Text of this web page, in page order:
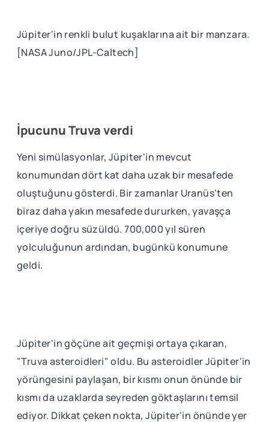
Jüpiter'in renkli bulut kuşaklarına ait bir manzara.
[NASA Juno/JPL-Caltech]
İpucunu Truva verdi
Yeni simülasyonlar, Jüpiter'in mevcut
konumundan dört kat daha uzak bir mesafede
oluştuğunu gösterdi. Bir zamanlar Uranüs'ten
biraz daha yakın mesafede dururken, yavaşça
içeriye doğru süzüldü. 700,000 yıl süren
yolculuğunun ardından, bugünkü konumune
geldi.
Jüpiter'in göçüne ait geçmişi ortaya çıkaran,
"Truva asteroidleri" oldu. Bu asteroidler Jüpiter'in
yörüngesini paylaşan, bir kısmı onun önünde bir
kısmı da uzaklarda seyreden göktaşlarını temsil
ediyor. Dikkat çeken nokta, Jüpiter'in önünde yer